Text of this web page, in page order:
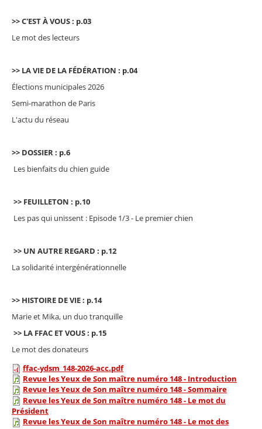
>> C'EST À VOUS : p.03
Le mot des lecteurs
>> LA VIE DE LA FÉDÉRATION : p.04
Élections municipales 2026
Semi-marathon de Paris
L'actu du réseau
>> DOSSIER : p.6
Les bienfaits du chien guide
>> FEUILLETON : p.10
Les pas qui unissent : Episode 1/3 - Le premier chien
>> UN AUTRE REGARD : p.12
La solidarité intergénérationnelle
>> HISTOIRE DE VIE : p.14
Marie et Mika, un duo tranquille
>> LA FFAC ET VOUS : p.15
Le mot des donateurs
ffac-ydsm_148-2026-acc.pdf
Revue les Yeux de Son maître numéro 148 - Introduction
Revue les Yeux de Son maître numéro 148 - Sommaire
Revue les Yeux de Son maître numéro 148 - Le mot du
Président
Revue les Yeux de Son maître numéro 148 - Le mot des